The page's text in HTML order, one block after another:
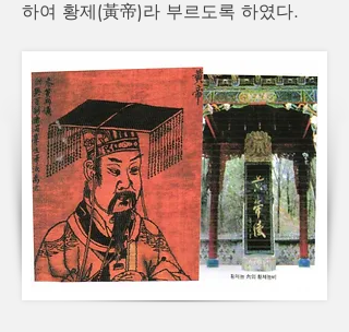
하여 황제(黃帝)라 부르도록 하였다.